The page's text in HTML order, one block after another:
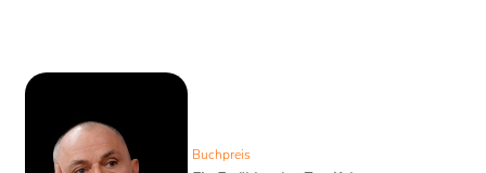
Buchpreis